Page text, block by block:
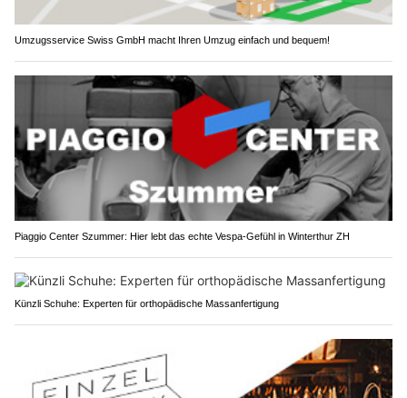
Umzugsservice Swiss GmbH macht Ihren Umzug einfach und bequem!
Piaggio Center Szummer: Hier lebt das echte Vespa-Gefühl in Winterthur ZH
Künzli Schuhe: Experten für orthopädische Massanfertigung